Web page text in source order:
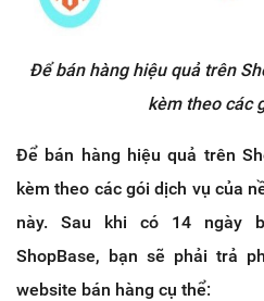
Để bán hàng hiệu quả trên
kèm theo các
Để bán hàng hiệu quả trên
kèm theo các gói dịch vụ của
này. Sau khi có 14 ngày
ShopBase, bạn sẽ phải trả
website bán hàng cụ thể: